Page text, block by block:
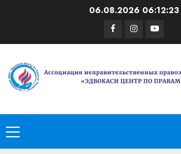
06.08.2026 06:12:23
Facebook
Instagram
Youtube
Основное
меню